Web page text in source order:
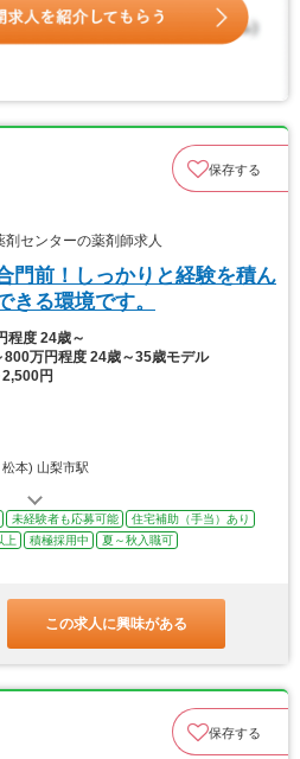
保存する
センターの薬剤師求人
門前！しっかりと経験を積ん
きる環境です。
程度 24歳～
800万円程度 24歳～35歳モデル
2,500円
松本) 山梨市駅
未経験者も応募可能
住宅補助（手当）あり
上 積極採用中
夏～秋入職可
この求人に興味がある
保存する